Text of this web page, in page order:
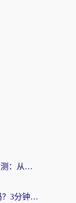
如何翻墙到中国免费？海外党亲测：从踩坑到选对加速器的全攻略
海外党必看：云极和Bling好用吗？3分钟教你选对回国加速器